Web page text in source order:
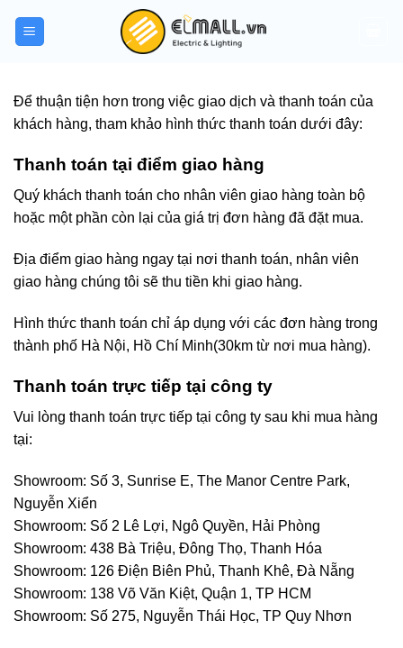
Để thuận tiện hơn trong việc giao dịch và thanh toán của
khách hàng, tham khảo hình thức thanh toán dưới đây:
Thanh toán tại điểm giao hàng
Quý khách thanh toán cho nhân viên giao hàng toàn bộ
hoặc một phần còn lại của giá trị đơn hàng đã đặt mua.
Địa điểm giao hàng ngay tại nơi thanh toán, nhân viên
giao hàng chúng tôi sẽ thu tiền khi giao hàng.
Hình thức thanh toán chỉ áp dụng với các đơn hàng trong
thành phố Hà Nội, Hồ Chí Minh(30km từ nơi mua hàng).
Thanh toán trực tiếp tại công ty
Vui lòng thanh toán trực tiếp tại công ty sau khi mua hàng
tại:
Showroom: Số 3, Sunrise E, The Manor Centre Park,
Nguyễn Xiển
Showroom: Số 2 Lê Lợi, Ngô Quyền, Hải Phòng
Showroom: 438 Bà Triệu, Đông Thọ, Thanh Hóa
Showroom: 126 Điện Biên Phủ, Thanh Khê, Đà Nẵng
Showroom: 138 Võ Văn Kiệt, Quận 1, TP HCM
Showroom: Số 275, Nguyễn Thái Học, TP Quy Nhơn